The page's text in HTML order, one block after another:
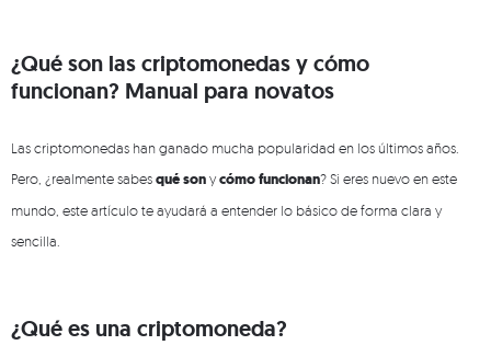
¿Qué son las criptomonedas y cómo
funcionan? Manual para novatos
Las criptomonedas han ganado mucha popularidad en los últimos años.
Pero, ¿realmente sabesqué sonycómo funcionan? Si eres nuevo en este
mundo, este artículo te ayudará a entender lo básico de forma clara y
sencilla.
¿Qué es una criptomoneda?